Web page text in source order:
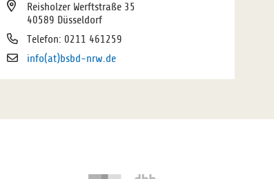
Reisholzer Werftstraße 35
40589 Düsseldorf
Telefon: 0211 461259
info(at)bsbd-nrw.de